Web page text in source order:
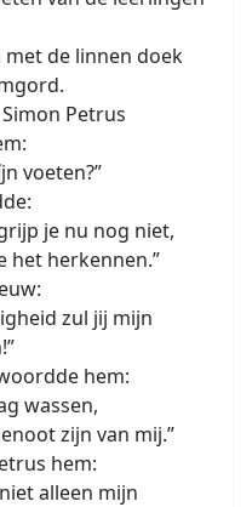
de linnen doek
Petrus
voeten?”
je nu nog niet,
het herkennen.”
zul jij mijn
hem:
wassen,
zijn van mij.”
hem:
alleen mijn